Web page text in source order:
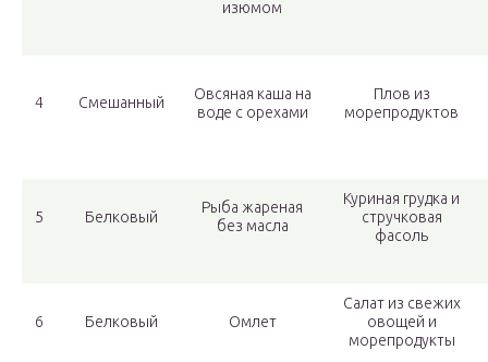
изюмом
4 Смешанный
Овсяная каша на
воде с орехами
Плов из
морепродуктов
5 Белковый
Рыба жареная
без масла
Куриная грудка и
стручковая
фасоль
6 Белковый Омлет
Салат из свежих
овощей и
морепродукты